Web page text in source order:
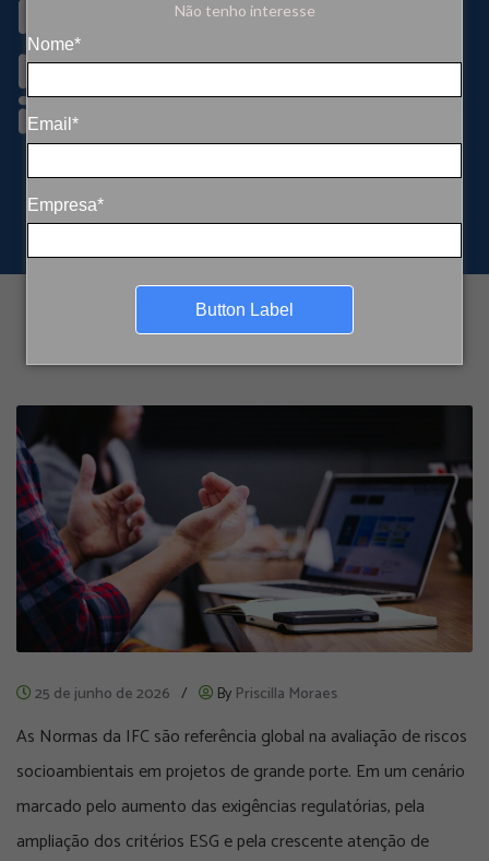
Não tenho interesse
Nome*
Email*
Empresa*
Button Label
para novos
investimentos
25 de junho de 2026 / By Priscilla Moraes
As Normas da IFC são referência global na avaliação de riscos
socioambientais em projetos de grande porte. Em um cenário
marcado pelo aumento das exigências regulatórias, pela
ampliação dos critérios ESG e pela crescente atenção de